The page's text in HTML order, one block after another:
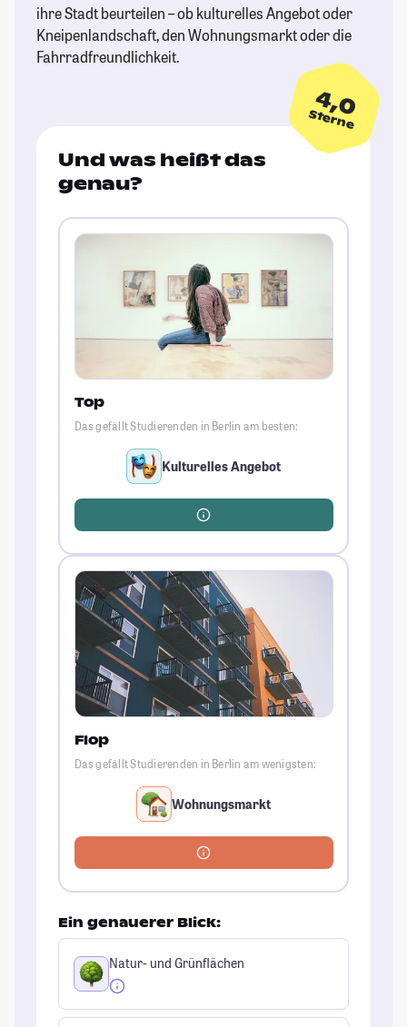
ihre Stadt beurteilen – ob kulturelles Angebot oder
Kneipenlandschaft, den Wohnungsmarkt oder die
Fahrradfreundlichkeit.
4,0
Sterne
Und was heißt das
genau?
Top
Das gefällt Studierenden in Berlin am besten:
Kulturelles Angebot
Flop
Das gefällt Studierenden in Berlin am wenigsten:
Wohnungsmarkt
Ein genauerer Blick:
Natur- und Grünflächen